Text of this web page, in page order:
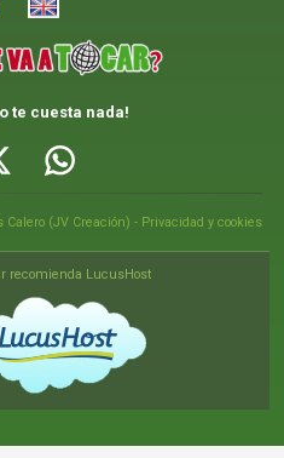
te cuesta nada!
Calero(JV Creación) - Privacidad y cookies
recomienda LucusHost